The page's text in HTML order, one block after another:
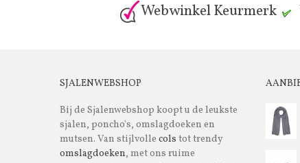
Webwinkel Keurmerk
SJALENWEBSHOP
Bij de Sjalenwebshop koopt u de leukste
sjalen, poncho's, omslagdoeken en
mutsen. Van stijlvolle cols tot trendy
omslagdoeken, met ons ruime